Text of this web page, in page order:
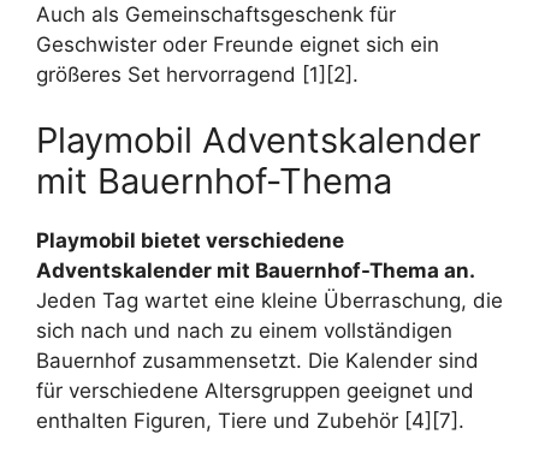
Auch als Gemeinschaftsgeschenk für
Geschwister oder Freunde eignet sich ein
größeres Set hervorragend [1][2].
Playmobil Adventskalender
mit Bauernhof-Thema
Playmobil bietet verschiedene
Adventskalender mit Bauernhof-Thema an.
Jeden Tag wartet eine kleine Überraschung, die
sich nach und nach zu einem vollständigen
Bauernhof zusammensetzt. Die Kalender sind
für verschiedene Altersgruppen geeignet und
enthalten Figuren, Tiere und Zubehör [4][7].